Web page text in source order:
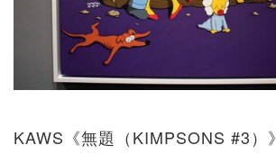
KAWS《無題（KIMPSONS #3）》